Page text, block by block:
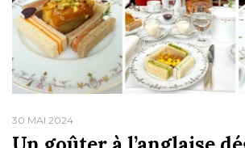
30 MAI 2024